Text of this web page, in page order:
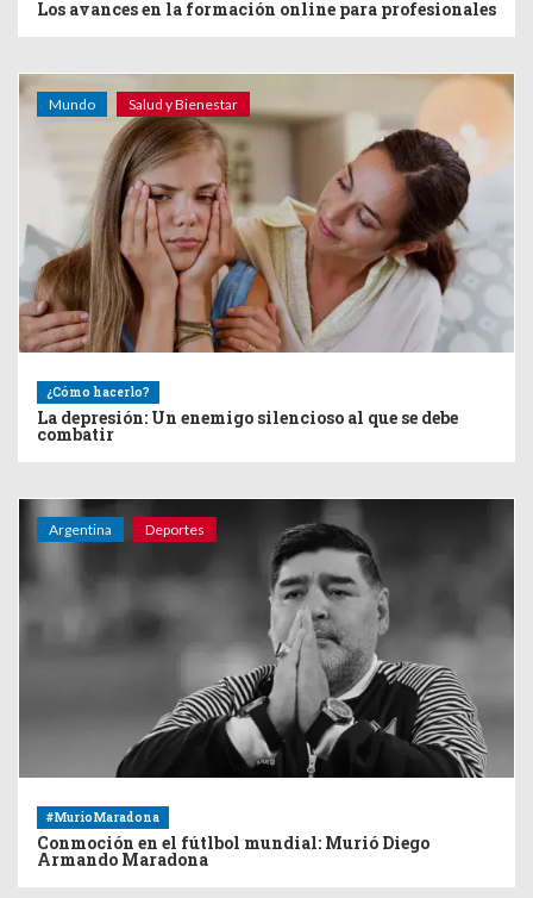
Los avances en la formación online para profesionales
Mundo Salud y Bienestar
¿Cómo hacerlo?
La depresión: Un enemigo silencioso al que se debe
combatir
Argentina Deportes
#MurioMaradona
Conmoción en el fútlbol mundial: Murió Diego
Armando Maradona